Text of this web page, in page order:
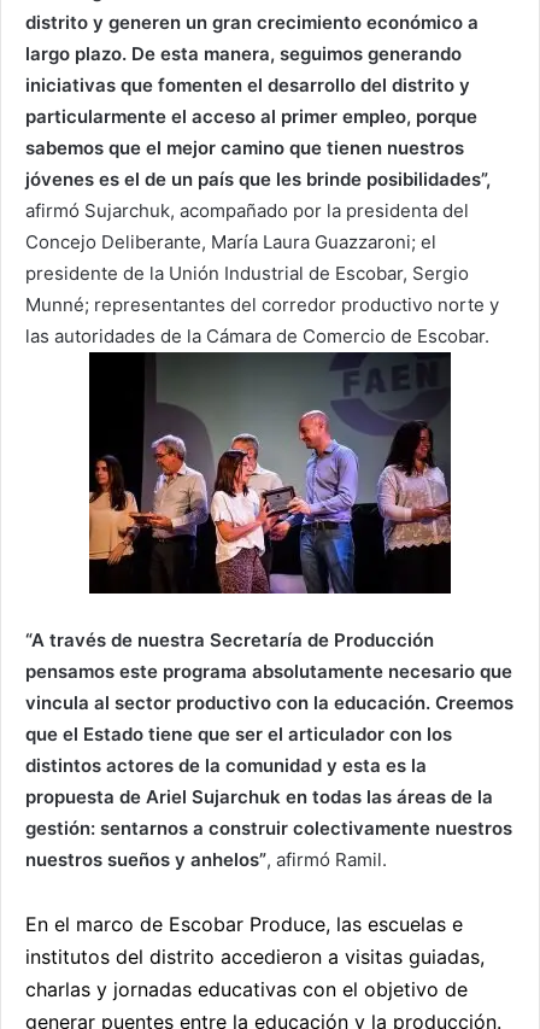
distrito y generen un gran crecimiento económico a
largo plazo. De esta manera, seguimos generando
iniciativas que fomenten el desarrollo del distrito y
particularmente el acceso al primer empleo, porque
sabemos que el mejor camino que tienen nuestros
jóvenes es el de un país que les brinde posibilidades”,
afirmó Sujarchuk, acompañado por la presidenta del
Concejo Deliberante, María Laura Guazzaroni; el
presidente de la Unión Industrial de Escobar, Sergio
Munné; representantes del corredor productivo norte y
las autoridades de la Cámara de Comercio de Escobar.
“A través de nuestra Secretaría de Producción
pensamos este programa absolutamente necesario que
vincula al sector productivo con la educación. Creemos
que el Estado tiene que ser el articulador con los
distintos actores de la comunidad y esta es la
propuesta de Ariel Sujarchuk en todas las áreas de la
gestión: sentarnos a construir colectivamente nuestros
nuestros sueños y anhelos”, afirmó Ramil.
En el marco de Escobar Produce, las escuelas e
institutos del distrito accedieron a visitas guiadas,
charlas y jornadas educativas con el objetivo de
generar puentes entre la educación y la producción.